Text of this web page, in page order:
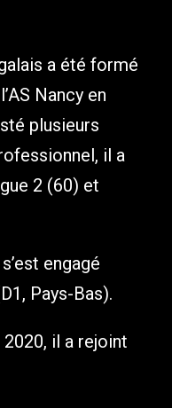
a été formé
Nancy en
plusieurs
il a
2 (60) et
engagé
Pays-Bas).
il a rejoint